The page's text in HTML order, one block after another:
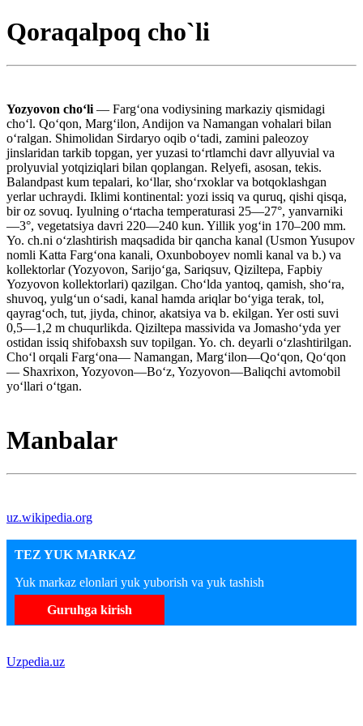
Qoraqalpoq cho`li
Yozyovon choʻli — Fargʻona vodiysining markaziy qismidagi
choʻl. Qoʻqon, Margʻilon, Andijon va Namangan vohalari bilan
oʻralgan. Shimolidan Sirdaryo oqib oʻtadi, zamini paleozoy
jinslaridan tarkib topgan, yer yuzasi toʻrtlamchi davr allyuvial va
prolyuvial yotqiziqlari bilan qoplangan. Relyefi, asosan, tekis.
Balandpast kum tepalari, koʻllar, shoʻrxoklar va botqoklashgan
yerlar uchraydi. Iklimi kontinental: yozi issiq va quruq, qishi qisqa,
bir oz sovuq. Iyulning oʻrtacha temperaturasi 25—27°, yanvarniki
—3°, vegetatsiya davri 220—240 kun. Yillik yogʻin 170–200 mm.
Yo. ch.ni oʻzlashtirish maqsadida bir qancha kanal (Usmon Yusupov
nomli Katta Fargʻona kanali, Oxunboboyev nomli kanal va b.) va
kollektorlar (Yozyovon, Sarijoʻga, Sariqsuv, Qiziltepa, Fapbiy
Yozyovon kollektorlari) qazilgan. Choʻlda yantoq, qamish, shoʻra,
shuvoq, yulgʻun oʻsadi, kanal hamda ariqlar boʻyiga terak, tol,
qayragʻoch, tut, jiyda, chinor, akatsiya va b. ekilgan. Yer osti suvi
0,5—1,2 m chuqurlikda. Qiziltepa massivida va Jomashoʻyda yer
ostidan issiq shifobaxsh suv topilgan. Yo. ch. deyarli oʻzlashtirilgan.
Choʻl orqali Fargʻona— Namangan, Margʻilon—Qoʻqon, Qoʻqon
— Shaxrixon, Yozyovon—Boʻz, Yozyovon—Baliqchi avtomobil
yoʻllari oʻtgan.
Manbalar
uz.wikipedia.org
TEZ YUK MARKAZ
Yuk markaz elonlari yuk yuborish va yuk tashish
Guruhga kirish
Uzpedia.uz